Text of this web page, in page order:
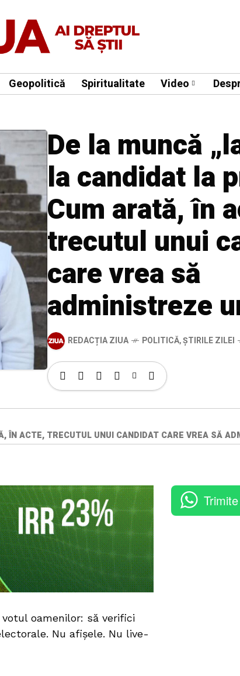
Geopolitică Spiritualitate Video
De la muncă
la candidat la
Cum arată, în
trecutul unui
care vrea să
administreze
REDACȚIA ZIUA POLITICĂ,ȘTIRILE ZILEI
ÎN ACTE, TRECUTUL UNUI CANDIDAT CARE VREA SĂ
oamenilor: să verifici
Nu afișele. Nu live-